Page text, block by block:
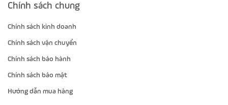
Chính sách chung
Chính sách kinh doanh
Chính sách vận chuyển
Chính sách bảo hành
Chính sách bảo mật
Hướng dẫn mua hàng